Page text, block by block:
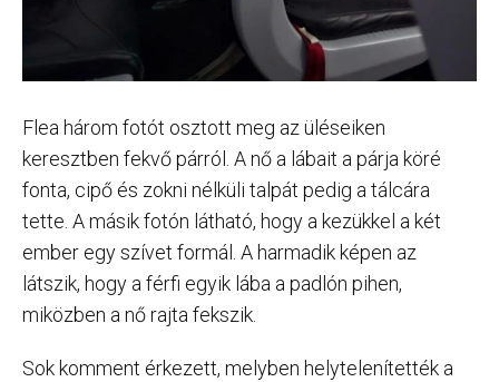
Flea három fotót osztott meg az üléseiken
keresztben fekvő párról. A nő a lábait a párja köré
fonta, cipő és zokni nélküli talpát pedig a tálcára
tette. A másik fotón látható, hogy a kezükkel a két
ember egy szívet formál. A harmadik képen az
látszik, hogy a férfi egyik lába a padlón pihen,
miközben a nő rajta fekszik.
Sok komment érkezett, melyben helytelenítették a